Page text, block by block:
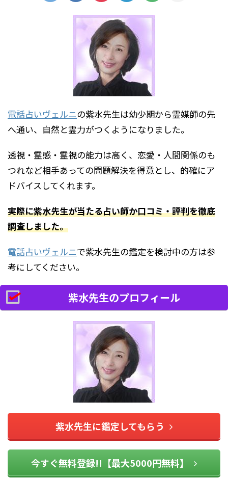
電話占いヴェルニの紫水先生は幼少期から霊媒師の先
へ通い、自然と霊力がつくようになりました。
透視・霊感・霊視の能力は高く、恋愛・人間関係のも
つれなど相手あっての問題解決を得意とし、的確にア
ドバイスしてくれます。
実際に紫水先生が当たる占い師か口コミ・評判を徹底
調査しました。
電話占いヴェルニで紫水先生の鑑定を検討中の方は参
考にしてください。
紫水先生のプロフィール
紫水先生に鑑定してもらう
今すぐ無料登録!!【最大5000円無料】